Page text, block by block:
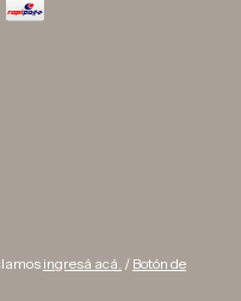
ingresá acá. / Botón de